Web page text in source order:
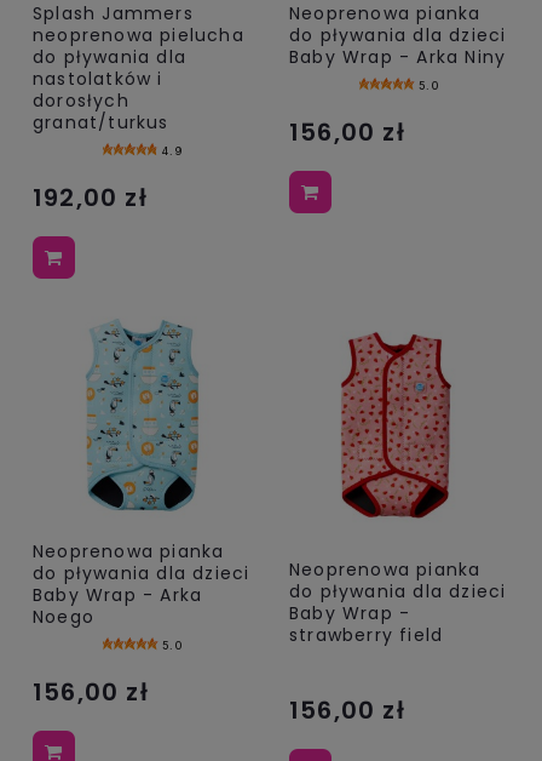
Splash Jammers
neoprenowa pielucha
do pływania dla
nastolatków i
dorosłych
granat/turkus
4.9
192,00 zł
Neoprenowa pianka
do pływania dla dzieci
Baby Wrap - Arka Niny
5.0
156,00 zł
Neoprenowa pianka
do pływania dla dzieci
Baby Wrap - Arka
Noego
5.0
156,00 zł
Neoprenowa pianka
do pływania dla dzieci
Baby Wrap -
strawberry field
156,00 zł